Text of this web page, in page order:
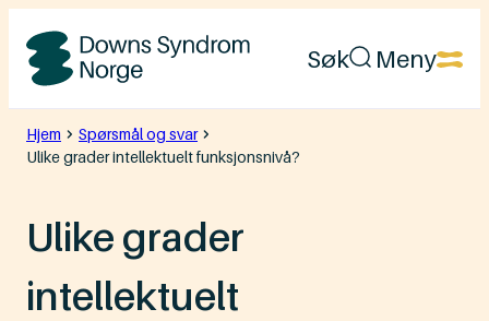
Hopp
Downs
Syndrom
Norge
Søk Meny
Hjem
Spørsmål og svar
Ulike grader intellektuelt funksjonsnivå?
Ulike grader
intellektuelt